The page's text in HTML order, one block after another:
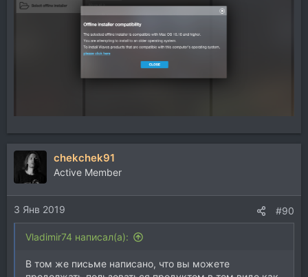
chekchek91
Active Member
3 Янв 2019 #90
Vladimir74 написал(а):
В том же письме написано, что вы можете